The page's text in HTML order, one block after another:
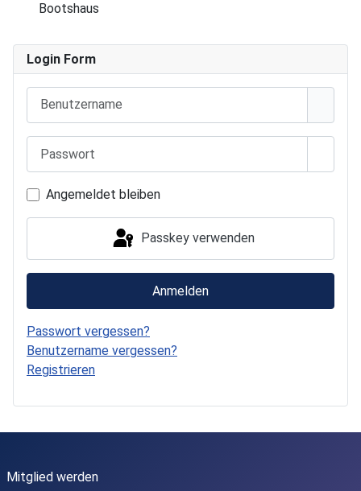
Bootshaus
Login Form
Angemeldet bleiben
Passkey verwenden
Anmelden
Passwort vergessen?
Benutzername vergessen?
Registrieren
Mitglied werden